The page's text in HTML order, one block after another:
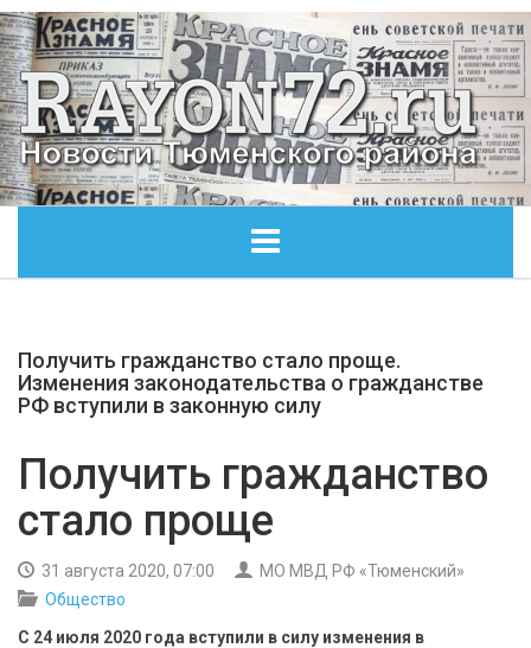
ОБЩЕСТВО
КУЛЬТУРА
СПОРТ
Получить гражданство стало проще.
Изменения законодательства о гражданстве
РФ вступили в законную силу
Получить гражданство
стало проще
31 августа 2020, 07:00
МО МВД РФ «Тюменский»
Общество
С 24 июля 2020 года вступили в силу изменения в